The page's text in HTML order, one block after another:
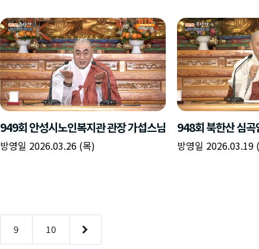
949회 안성시노인복지관 관장 가섭스님
방영일 2026.03.26 (목)
948회 북한산 심곡
방영일 2026.03.19
9 10